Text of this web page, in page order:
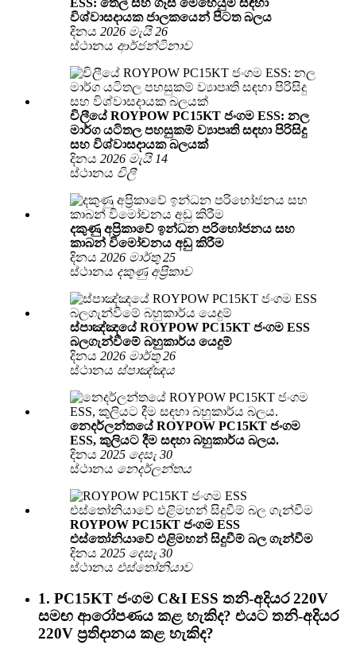
විශ්වාසදායක ජාලකයෙන් පිටත බලය
දිනය 2026 මැයි 26
ස්ථානය ආර්ජන්ටිනාව
චිලීයේ ROYPOW PC15KT ජංගම ESS: නල
මාර්ග යටිතල පහසුකම් ව්‍යාපෘති සඳහා පිරිසිදු
සහ විශ්වාසදායක බලයක්
දිනය 2026 මැයි 14
ස්ථානය චිලී
දකුණු අප්‍රිකාවේ ඉන්ධන පරිභෝජනය සහ
කාබන් විමෝචනය අඩු කිරීම
දිනය 2026 මාර්තු 25
ස්ථානය දකුණු අප්‍රිකාව
ස්පාඤ්ඤයේ ROYPOW PC15KT ජංගම ESS
බලගැන්වීමේ බහුකාර්ය යෙදුම්
දිනය 2026 මාර්තු 26
ස්ථානය ස්පාඤ්ඤය
නෙදර්ලන්තයේ ROYPOW PC15KT ජංගම
ESS, කුලියට දීම සඳහා බහුකාර්ය බලය.
දිනය 2025 දෙසැ 30
ස්ථානය නෙදර්ලන්තය
ROYPOW PC15KT ජංගම ESS
එස්තෝනියාවේ එළිමහන් සිදුවීම් බල ගැන්වීම
දිනය 2025 දෙසැ 30
ස්ථානය එස්තෝනියාව
1. PC15KT ජංගම C&I ESS තනි-අදියර 220V
සමඟ ආරෝපණය කළ හැකිද? එයට තනි-අදියර
220V ප්‍රතිදානය කළ හැකිද?